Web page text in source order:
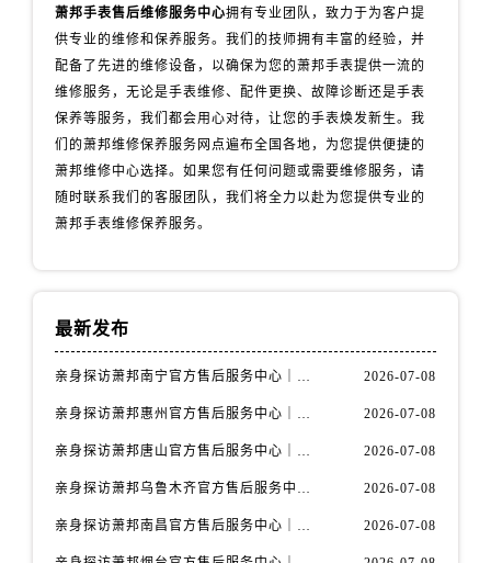
北京市东城区东长安街1号王府井东方广场W3座6层602室萧邦售后服务中心（需提前预约）
萧邦手表售后维修服务中心拥有专业团队，致力于为客户提
供专业的维修和保养服务。我们的技师拥有丰富的经验，并
配备了先进的维修设备，以确保为您的萧邦手表提供一流的
维修服务，无论是手表维修、配件更换、故障诊断还是手表
保养等服务，我们都会用心对待，让您的手表焕发新生。我
们的萧邦维修保养服务网点遍布全国各地，为您提供便捷的
萧邦维修中心选择。如果您有任何问题或需要维修服务，请
随时联系我们的客服团队，我们将全力以赴为您提供专业的
萧邦手表维修保养服务。
最新发布
亲身探访萧邦南宁官方售后服务中心｜网点地址与电话（2026年7月最新） 2026-07-08
亲身探访萧邦惠州官方售后服务中心｜网点地址及热线（2026年7月最新） 2026-07-08
亲身探访萧邦唐山官方售后服务中心｜全新地址及服务热线（2026年7月最新） 2026-07-08
亲身探访萧邦乌鲁木齐官方售后服务中心｜网点地址与服务热线（2026年7月最新） 2026-07-08
亲身探访萧邦南昌官方售后服务中心｜详细地址及客服热线（2026年7月最新） 2026-07-08